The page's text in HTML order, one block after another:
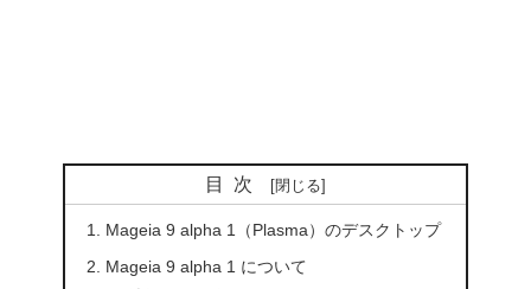
目次
Mageia 9 alpha 1（Plasma）のデスクトップ
Mageia 9 alpha 1 について